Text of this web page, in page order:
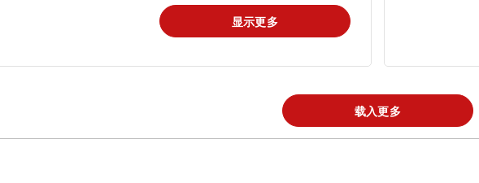
显示更多
载入更多
工作机会
tami by TÜV
线上平台